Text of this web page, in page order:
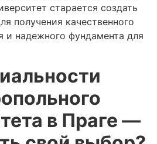
старается создать
получения качественного
и надежного фундамента для
в Праге —